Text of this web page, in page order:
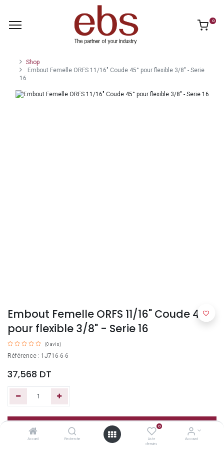
Accueil Recherche
0
Liste
d'envies
Account
0
Shop
Embout Femelle ORFS 11/16" Coude 45° pour flexible 3/8" - Serie
16
Embout Femelle ORFS 11/16" Coude 45°
pour flexible 3/8" - Serie 16
(0 avis)
Référence : 1J716-6-6
37,568 DT
Ajouter au panier